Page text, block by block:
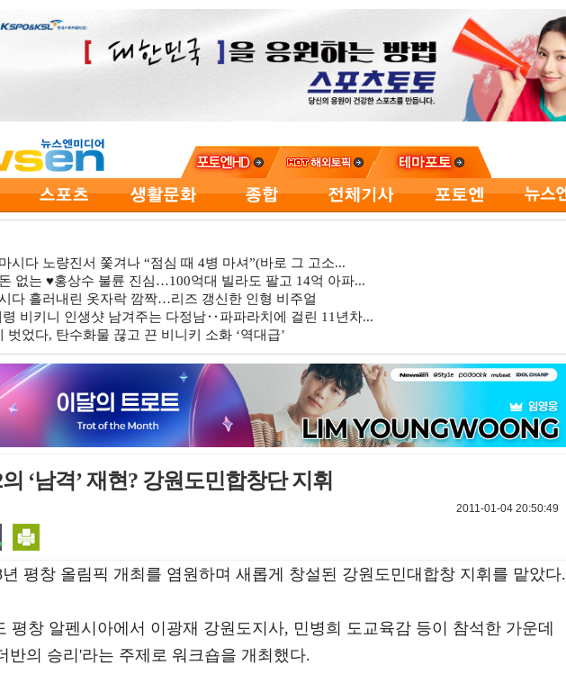
시다 노량진서 쫓겨나 “점심 때 4병 마셔”(바로 그 고소...
없는 ♥홍상수 불륜 진심…100억대 빌라도 팔고 14억 아파...
다 흘러내린 옷자락 깜짝…리즈 갱신한 인형 비주얼
비키니 인생샷 남겨주는 다정남‥파파라치에 걸린 11년차...
벗었다, 탄수화물 끊고 끈 비니키 소화 ‘역대급’
‘남격’ 재현? 강원도민합창단 지휘
2011-01-04 20:50:49
년 평창 올림픽 개최를 염원하며 새롭게 창설된 강원도민대합창 지휘를 맡았다.
평창 알펜시아에서 이광재 강원도지사, 민병희 도교육감 등이 참석한 가운데
반의 승리'라는 주제로 워크숍을 개최했다.